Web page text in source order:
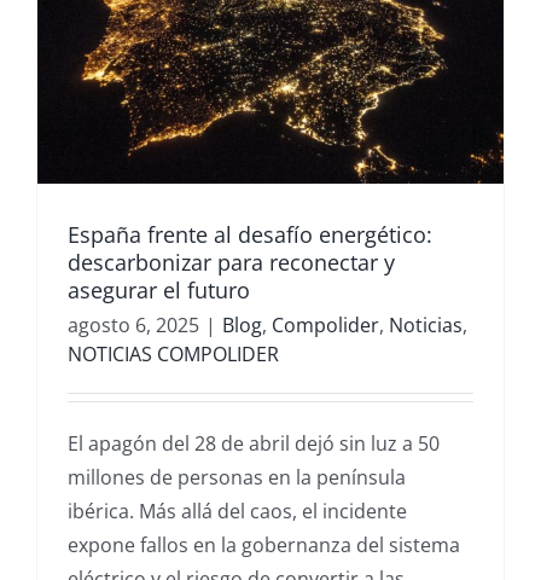
España frente al desafío energético:
descarbonizar para reconectar y
asegurar el futuro
agosto 6, 2025 | Blog, Compolider, Noticias,
NOTICIAS COMPOLIDER
El apagón del 28 de abril dejó sin luz a 50
millones de personas en la península
ibérica. Más allá del caos, el incidente
expone fallos en la gobernanza del sistema